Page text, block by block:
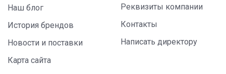
Наш блог
История брендов
Новости и поставки
Карта сайта
Реквизиты компании
Контакты
Написать директору